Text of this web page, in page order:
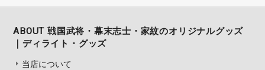
ABOUT 戦国武将・幕末志士・家紋のオリジナルグッズ
｜ディライト・グッズ
当店について